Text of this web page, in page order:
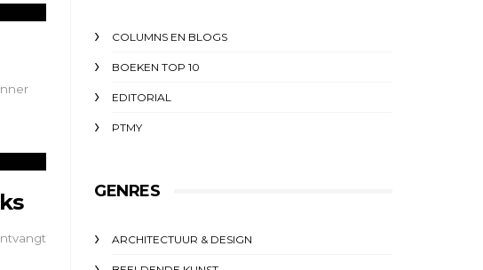
COLUMNS EN BLOGS
BOEKEN TOP 10
EDITORIAL
PTMY
GENRES
ARCHITECTUUR & DESIGN